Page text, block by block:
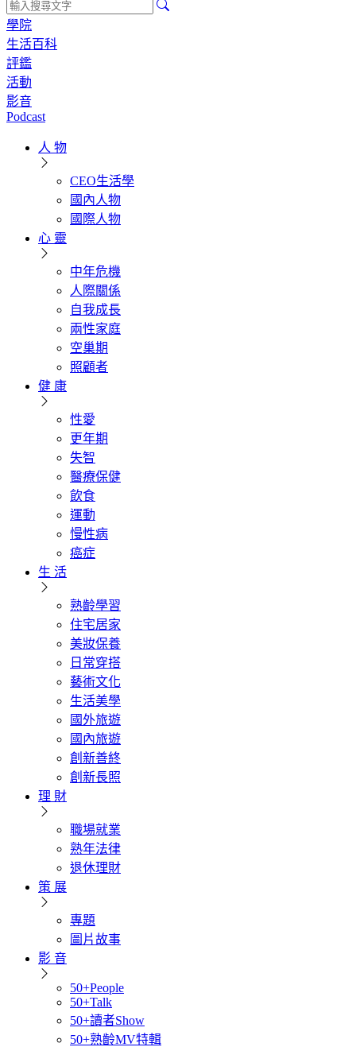
學院
生活百科
評鑑
活動
影音
Podcast
人 物
CEO生活學
國內人物
國際人物
心 靈
中年危機
人際關係
自我成長
兩性家庭
空巢期
照顧者
健 康
性愛
更年期
失智
醫療保健
飲食
運動
慢性病
癌症
生 活
熟齡學習
住宅居家
美妝保養
日常穿搭
藝術文化
生活美學
國外旅遊
國內旅遊
創新善終
創新長照
理 財
職場就業
熟年法律
退休理財
策 展
專題
圖片故事
影 音
50+People
50+Talk
50+讀者Show
50+熟齡MV特輯